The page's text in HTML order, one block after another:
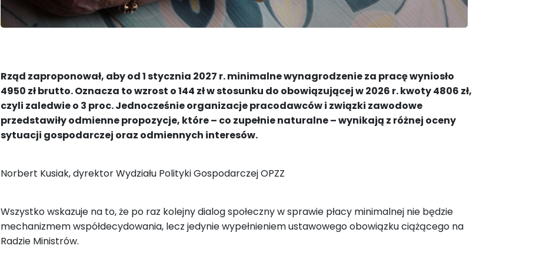
Rząd zaproponował, aby od 1 stycznia 2027 r. minimalne wynagrodzenie za pracę wyniosło
4950 zł brutto. Oznacza to wzrost o 144 zł w stosunku do obowiązującej w 2026 r. kwoty 4806 zł,
czyli zaledwie o 3 proc. Jednocześnie organizacje pracodawców i związki zawodowe
przedstawiły odmienne propozycje, które – co zupełnie naturalne – wynikają z różnej oceny
sytuacji gospodarczej oraz odmiennych interesów.
Norbert Kusiak, dyrektor Wydziału Polityki Gospodarczej OPZZ
Wszystko wskazuje na to, że po raz kolejny dialog społeczny w sprawie płacy minimalnej nie będzie
mechanizmem współdecydowania, lecz jedynie wypełnieniem ustawowego obowiązku ciążącego na
Radzie Ministrów.